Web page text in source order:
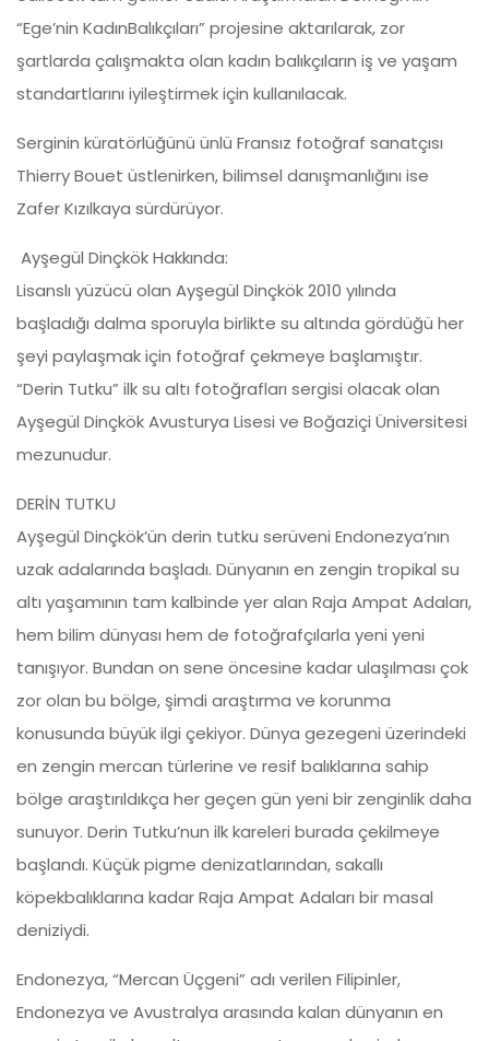
“Ege’nin KadınBalıkçıları” projesine aktarılarak, zor
şartlarda çalışmakta olan kadın balıkçıların iş ve yaşam
standartlarını iyileştirmek için kullanılacak.
Serginin küratörlüğünü ünlü Fransız fotoğraf sanatçısı
Thierry Bouet üstlenirken, bilimsel danışmanlığını ise
Zafer Kızılkaya sürdürüyor.
Ayşegül Dinçkök Hakkında:
Lisanslı yüzücü olan Ayşegül Dinçkök 2010 yılında
başladığı dalma sporuyla birlikte su altında gördüğü her
şeyi paylaşmak için fotoğraf çekmeye başlamıştır.
“Derin Tutku” ilk su altı fotoğrafları sergisi olacak olan
Ayşegül Dinçkök Avusturya Lisesi ve Boğaziçi Üniversitesi
mezunudur.
DERİN TUTKU
Ayşegül Dinçkök’ün derin tutku serüveni Endonezya’nın
uzak adalarında başladı. Dünyanın en zengin tropikal su
altı yaşamının tam kalbinde yer alan Raja Ampat Adaları,
hem bilim dünyası hem de fotoğrafçılarla yeni yeni
tanışıyor. Bundan on sene öncesine kadar ulaşılması çok
zor olan bu bölge, şimdi araştırma ve korunma
konusunda büyük ilgi çekiyor. Dünya gezegeni üzerindeki
en zengin mercan türlerine ve resif balıklarına sahip
bölge araştırıldıkça her geçen gün yeni bir zenginlik daha
sunuyor. Derin Tutku’nun ilk kareleri burada çekilmeye
başlandı. Küçük pigme denizatlarından, sakallı
köpekbalıklarına kadar Raja Ampat Adaları bir masal
deniziydi.
Endonezya, “Mercan Üçgeni” adı verilen Filipinler,
Endonezya ve Avustralya arasında kalan dünyanın en